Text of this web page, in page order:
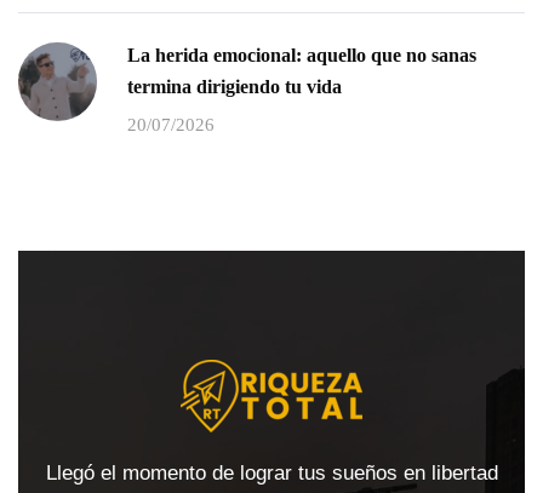
La herida emocional: aquello que no sanas
termina dirigiendo tu vida
20/07/2026
Llegó el momento de lograr tus sueños en libertad